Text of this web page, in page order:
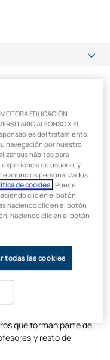
de la crisis
a todo el país.
es tarea sencilla
poniendo en jaque a
el inicio de septiembre
elcomienzo de un
el de2020/2021.
iba a tener como telón
del
que forman parte de
y resto de
EDUCACIÓN
ALFONSO X EL
del tratamiento,
navegación por nuestro
sus hábitos para
de usuario, y
anuncios personalizados.
de cookies. . Puede
clic en el botón
haciendo clic en el botón
haciendo clic en el botón
todas las cookies